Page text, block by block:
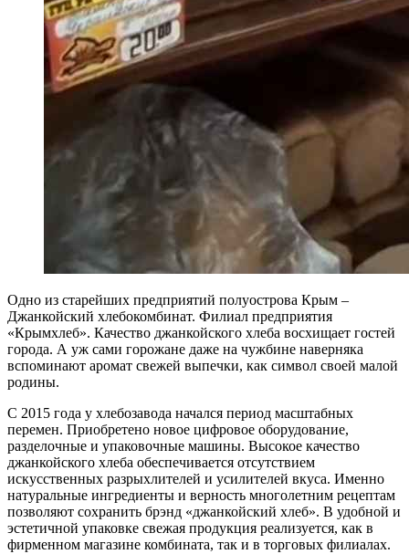
Одно из старейших предприятий полуострова Крым –
Джанкойский хлебокомбинат. Филиал предприятия
«Крымхлеб». Качество джанкойского хлеба восхищает гостей
города. А уж сами горожане даже на чужбине наверняка
вспоминают аромат свежей выпечки, как символ своей малой
родины.
С 2015 года у хлебозавода начался период масштабных
перемен. Приобретено новое цифровое оборудование,
разделочные и упаковочные машины. Высокое качество
джанкойского хлеба обеспечивается отсутствием
искусственных разрыхлителей и усилителей вкуса. Именно
натуральные ингредиенты и верность многолетним рецептам
позволяют сохранить брэнд «джанкойский хлеб». В удобной и
эстетичной упаковке свежая продукция реализуется, как в
фирменном магазине комбината, так и в торговых филиалах.